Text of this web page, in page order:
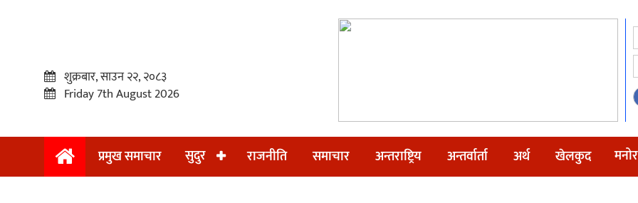
प्रमुख
शुक्रबार, साउन २२, २०८३
Friday 7th August 2026
प्रमुख समाचार सुदुर राजनीति समाचार अन्तराष्ट्रिय अन्तर्वार्ता अर्थ खेलकुद